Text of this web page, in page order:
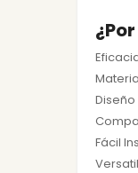
Fácil